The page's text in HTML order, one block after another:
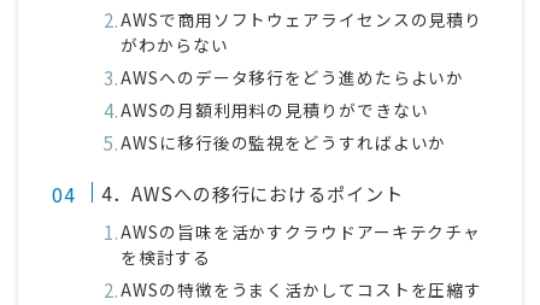
AWSで商用ソフトウェアライセンスの見積り
がわからない
AWSへのデータ移行をどう進めたらよいか
AWSの月額利用料の見積りができない
AWSに移行後の監視をどうすればよいか
4．AWSへの移行におけるポイント
AWSの旨味を活かすクラウドアーキテクチャ
を検討する
AWSの特徴をうまく活かしてコストを圧縮す